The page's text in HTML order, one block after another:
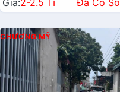
Giá:2-2.5 Tỉ Đã Có Sổ
CHƯƠNG MỸ